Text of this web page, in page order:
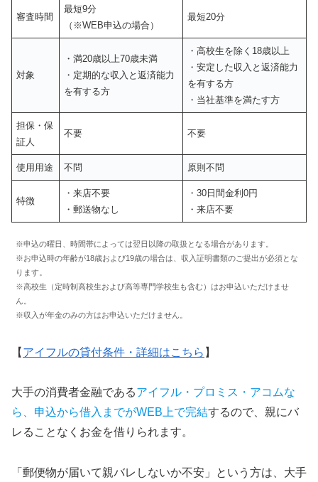
審査時間
最短9分
（※WEB申込の場合）
最短20分
対象
・満20歳以上70歳未満
・定期的な収入と返済能力
を有する方
・高校生を除く18歳以上
・安定した収入と返済能力
を有する方
・当社基準を満たす方
担保・保
証人
不要 不要
使用用途 不問 原則不問
特徴
・来店不要
・郵送物なし
・30日間金利0円
・来店不要
※申込の曜日、時間帯によっては翌日以降の取扱となる場合があります。
※お申込時の年齢が18歳および19歳の場合は、収入証明書類のご提出が必須とな
ります。
※高校生（定時制高校生および高等専門学校生も含む）はお申込いただけませ
ん。
※収入が年金のみの方はお申込いただけません。
【 アイフルの貸付条件・詳細はこちら 】
大手の消費者金融であるアイフル・プロミス・アコムな
ら、申込から借入までがWEB上で完結するので、親にバ
レることなくお金を借りられます。
「郵便物が届いて親バレしないか不安」という方は、大手